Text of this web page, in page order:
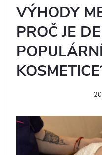
VÝHODY
PROČ JE